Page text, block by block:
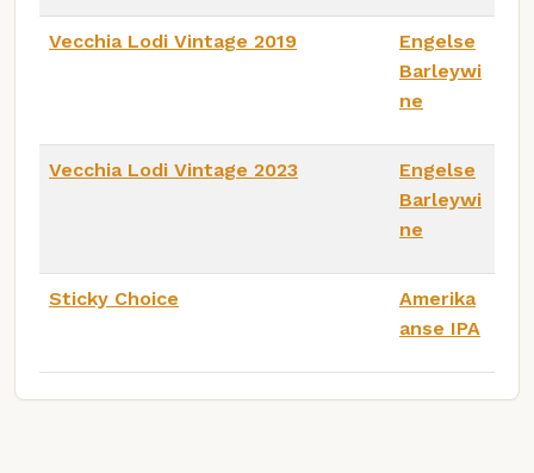
Vecchia Lodi Vintage 2019
Engelse
Barleywi
ne
Vecchia Lodi Vintage 2023
Engelse
Barleywi
ne
Sticky Choice
Amerika
anse IPA